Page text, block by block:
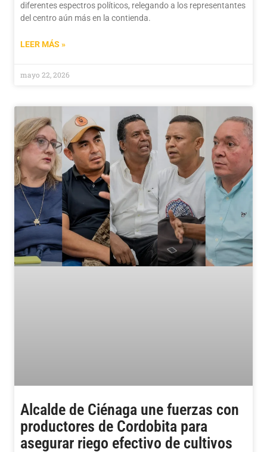
diferentes espectros políticos, relegando a los representantes
del centro aún más en la contienda.
LEER MÁS »
mayo 22, 2026
Alcalde de Ciénaga une fuerzas con
productores de Cordobita para
asegurar riego efectivo de cultivos